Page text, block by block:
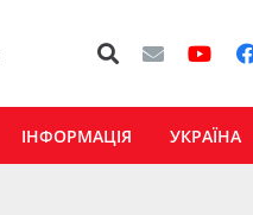
ІНФОРМАЦІЯ УКРАЇНА